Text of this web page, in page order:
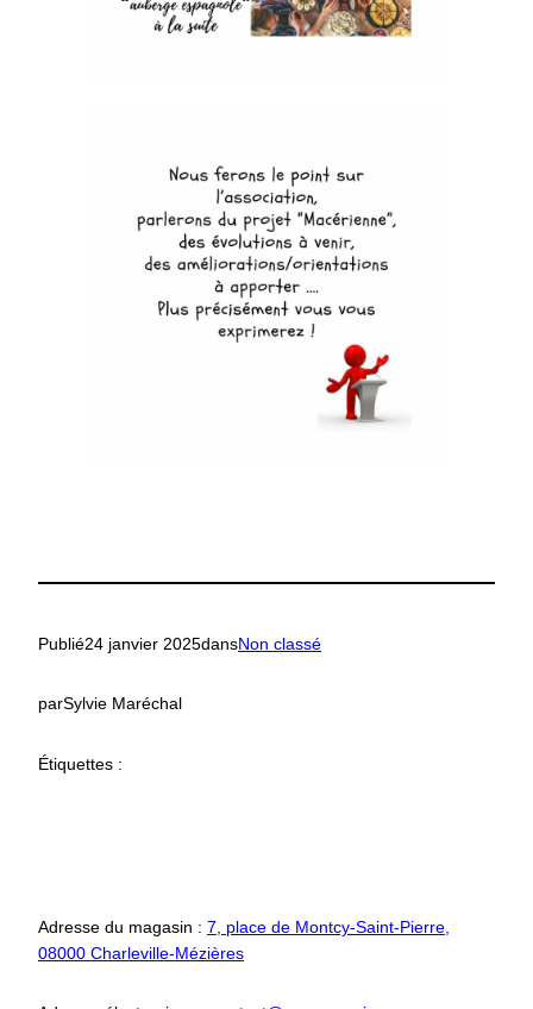
Publié24 janvier 2025dansNon classé
parSylvie Maréchal
Étiquettes :
Adresse du magasin : 7, place de Montcy-Saint-Pierre,
08000 Charleville-Mézières